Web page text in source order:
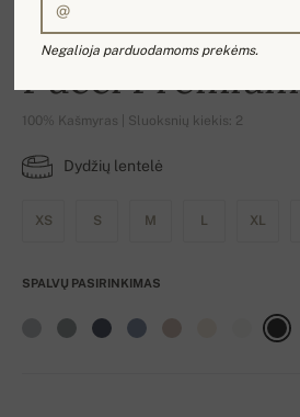
Pucci Premium
100% Kašmyras | Sluoksnių kiekis: 2
Dydžių lentelė
XS S M L XL
SPALVŲ PASIRINKIMAS
Negalioja parduodamoms prekėms.